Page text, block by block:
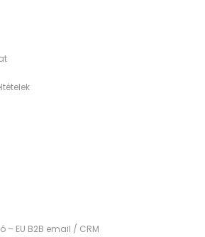
– EU B2B email / CRM